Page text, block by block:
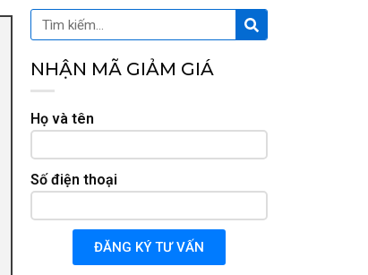
Tìm
kiếm
Tìm
kiếm
NHẬN MÃ GIẢM GIÁ
Họ và tên
Số điện thoại
ĐĂNG KÝ TƯ VẤN